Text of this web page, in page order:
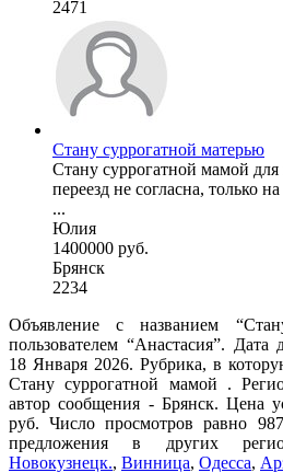
2471
Стану суррогатной матерью
Стану суррогатной мамой
переезд не согласна, только
...
Юлия
1400000 руб.
Брянск
2234
Объявление с названием
пользователем “Анастасия”.
18 Января 2026. Рубрика, в
Cтану суррогатной мамой .
автор сообщения - Брянск. Цена
руб. Число просмотров равно
предложения в других
Новокузнецк., Винница, Одесса,